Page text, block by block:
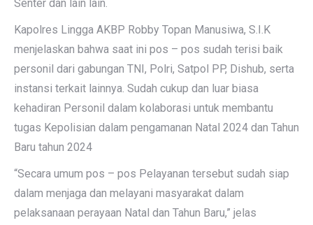
Senter dan lain lain.
Kapolres Lingga AKBP Robby Topan Manusiwa, S.I.K
menjelaskan bahwa saat ini pos – pos sudah terisi baik
personil dari gabungan TNI, Polri, Satpol PP, Dishub, serta
instansi terkait lainnya. Sudah cukup dan luar biasa
kehadiran Personil dalam kolaborasi untuk membantu
tugas Kepolisian dalam pengamanan Natal 2024 dan Tahun
Baru tahun 2024
“Secara umum pos – pos Pelayanan tersebut sudah siap
dalam menjaga dan melayani masyarakat dalam
pelaksanaan perayaan Natal dan Tahun Baru,” jelas